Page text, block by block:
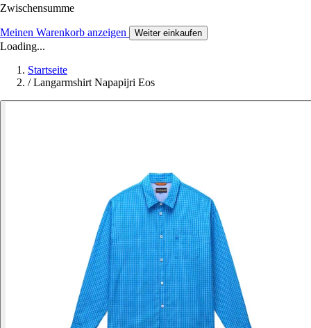
Zwischensumme
Meinen Warenkorb anzeigen Weiter einkaufen
Loading...
Startseite
/ Langarmshirt Napapijri Eos